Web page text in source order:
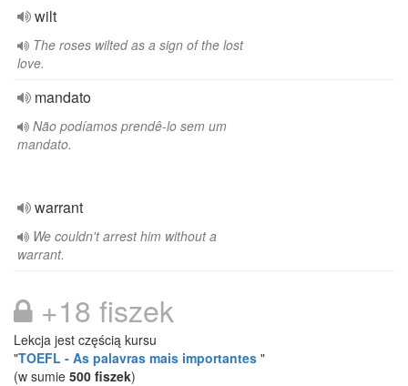
wilt
The roses wilted as a sign of the lost
love.
mandato
Não podíamos prendê-lo sem um
mandato.
warrant
We couldn't arrest him without a
warrant.
+18 fiszek
Lekcja jest częścią kursu
"TOEFL - As palavras mais importantes "
(w sumie 500 fiszek)